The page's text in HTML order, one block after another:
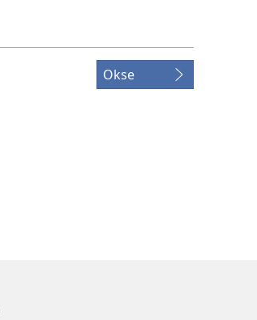
Okse